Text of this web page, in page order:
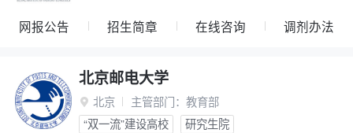
网报公告 招生简章 在线咨询 调剂办法
北京邮电大学
 北京 主管部门： 教育部
“双一流”建设高校
研究生院